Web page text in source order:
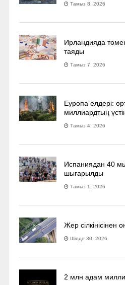
Тамыз 8, 2026
Ирландияда
таяды
Тамыз 7, 2026
Еуропа елдері:
миллиардтың
Тамыз 4, 2026
Испаниядан 40
шығарылды
Тамыз 1, 2026
Жер сілкінісінен
Шілде 30, 2026
2 млн адам